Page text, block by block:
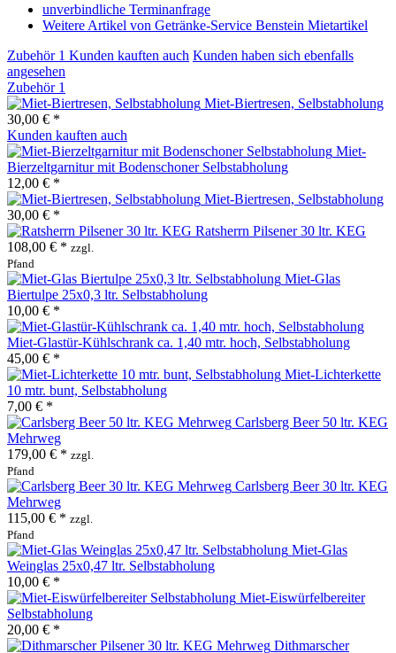
unverbindliche Terminanfrage
Weitere Artikel von Getränke-Service Benstein Mietartikel
Zubehör 1 Kunden kauften auch Kunden haben sich ebenfalls
angesehen
Zubehör 1
Miet-Biertresen, Selbstabholung
30,00 € *
Kunden kauften auch
Miet-
Bierzeltgarnitur mit Bodenschoner Selbstabholung
12,00 € *
Miet-Biertresen, Selbstabholung
30,00 € *
Ratsherrn Pilsener 30 ltr. KEG
108,00 € * zzgl.
Pfand
Miet-Glas
Biertulpe 25x0,3 ltr. Selbstabholung
10,00 € *
Miet-Glastür-Kühlschrank ca. 1,40 mtr. hoch, Selbstabholung
45,00 € *
Miet-Lichterkette
10 mtr. bunt, Selbstabholung
7,00 € *
Carlsberg Beer 50 ltr. KEG
Mehrweg
179,00 € * zzgl.
Pfand
Carlsberg Beer 30 ltr. KEG
Mehrweg
115,00 € * zzgl.
Pfand
Miet-Glas
Weinglas 25x0,47 ltr. Selbstabholung
10,00 € *
Miet-Eiswürfelbereiter
Selbstabholung
20,00 € *
Dithmarscher